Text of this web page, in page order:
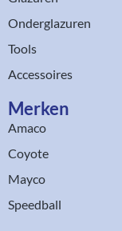
Onderglazuren
Tools
Accessoires
Merken
Amaco
Coyote
Mayco
Speedball